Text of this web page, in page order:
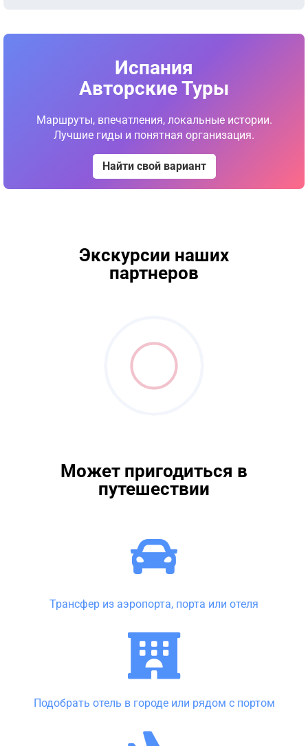
Испания
Авторские Туры
Маршруты, впечатления, локальные истории.
Лучшие гиды и понятная организация.
Найти свой вариант
Экскурсии наших
партнеров
Может пригодиться в
путешествии
Трансфер из аэропорта, порта или отеля
Подобрать отель в городе или рядом с портом